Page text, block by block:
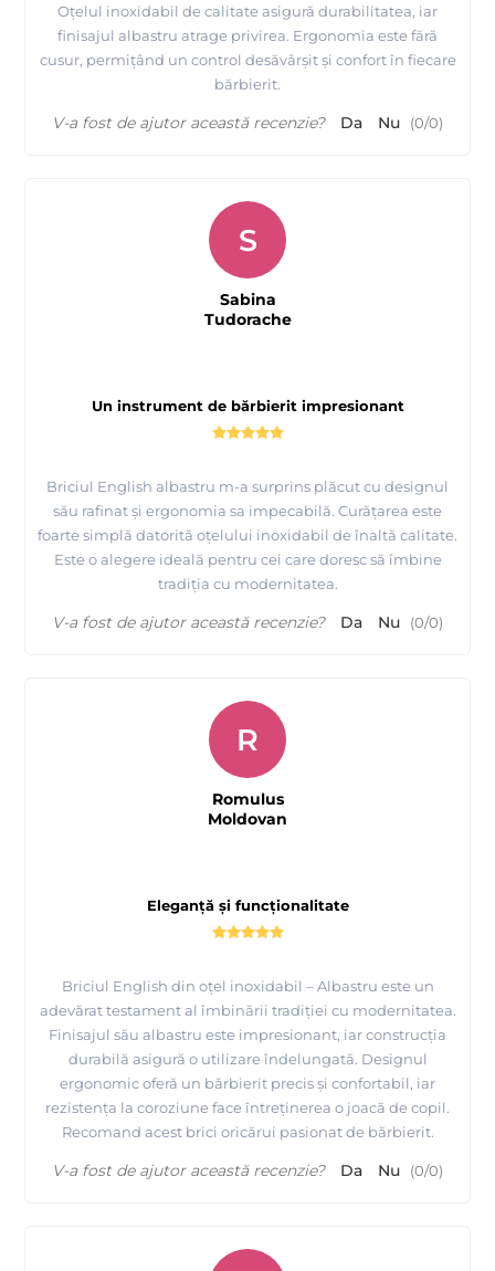
Oțelul inoxidabil de calitate asigură durabilitatea, iar
finisajul albastru atrage privirea. Ergonomia este fără
cusur, permițând un control desăvârșit și confort în fiecare
bărbierit.
V-a fost de ajutor această recenzie? Da Nu (0/0)
Un instrument de bărbierit impresionant
Briciul English albastru m-a surprins plăcut cu designul
său rafinat și ergonomia sa impecabilă. Curățarea este
foarte simplă datorită oțelului inoxidabil de înaltă calitate.
Este o alegere ideală pentru cei care doresc să îmbine
tradiția cu modernitatea.
S
Sabina
Tudorache
V-a fost de ajutor această recenzie? Da Nu (0/0)
Eleganță și funcționalitate
Briciul English din oțel inoxidabil – Albastru este un
adevărat testament al îmbinării tradiției cu modernitatea.
Finisajul său albastru este impresionant, iar construcția
durabilă asigură o utilizare îndelungată. Designul
ergonomic oferă un bărbierit precis și confortabil, iar
rezistența la coroziune face întreținerea o joacă de copil.
Recomand acest brici oricărui pasionat de bărbierit.
R
Romulus
Moldovan
V-a fost de ajutor această recenzie? Da Nu (0/0)